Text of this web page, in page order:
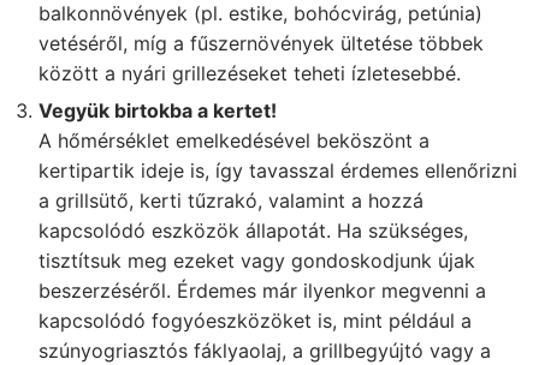
balkonnövények (pl. estike, bohócvirág, petúnia)
vetéséről, míg a fűszernövények ültetése többek
között a nyári grillezéseket teheti ízletesebbé.
Vegyük birtokba a kertet!
A hőmérséklet emelkedésével beköszönt a
kertipartik ideje is, így tavasszal érdemes ellenőrizni
a grillsütő, kerti tűzrakó, valamint a hozzá
kapcsolódó eszközök állapotát. Ha szükséges,
tisztítsuk meg ezeket vagy gondoskodjunk újak
beszerzéséről. Érdemes már ilyenkor megvenni a
kapcsolódó fogyóeszközöket is, mint például a
szúnyogriasztós fáklyaolaj, a grillbegyújtó vagy a